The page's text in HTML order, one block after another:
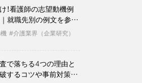
！看護師の志望動機例
就職先別の例文を参考
介護業界（企業研究）
で落ちる4つの理由と
するコツや事前対策も